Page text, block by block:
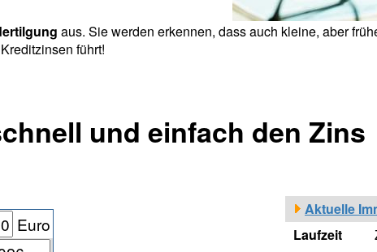
aus. Sie werden erkennen, dass auch kleine, aber
führt!
und einfach den Zins
Aktuelle
Laufzeit
Euro